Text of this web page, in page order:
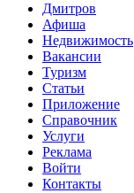
Дмитров
Афиша
Недвижимость
Вакансии
Туризм
Статьи
Приложение
Справочник
Услуги
Реклама
Войти
Контакты